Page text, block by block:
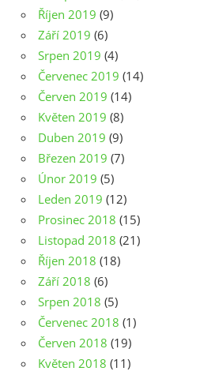
Říjen 2019 (9)
Září 2019 (6)
Srpen 2019 (4)
Červenec 2019 (14)
Červen 2019 (14)
Květen 2019 (8)
Duben 2019 (9)
Březen 2019 (7)
Únor 2019 (5)
Leden 2019 (12)
Prosinec 2018 (15)
Listopad 2018 (21)
Říjen 2018 (18)
Září 2018 (6)
Srpen 2018 (5)
Červenec 2018 (1)
Červen 2018 (19)
Květen 2018 (11)